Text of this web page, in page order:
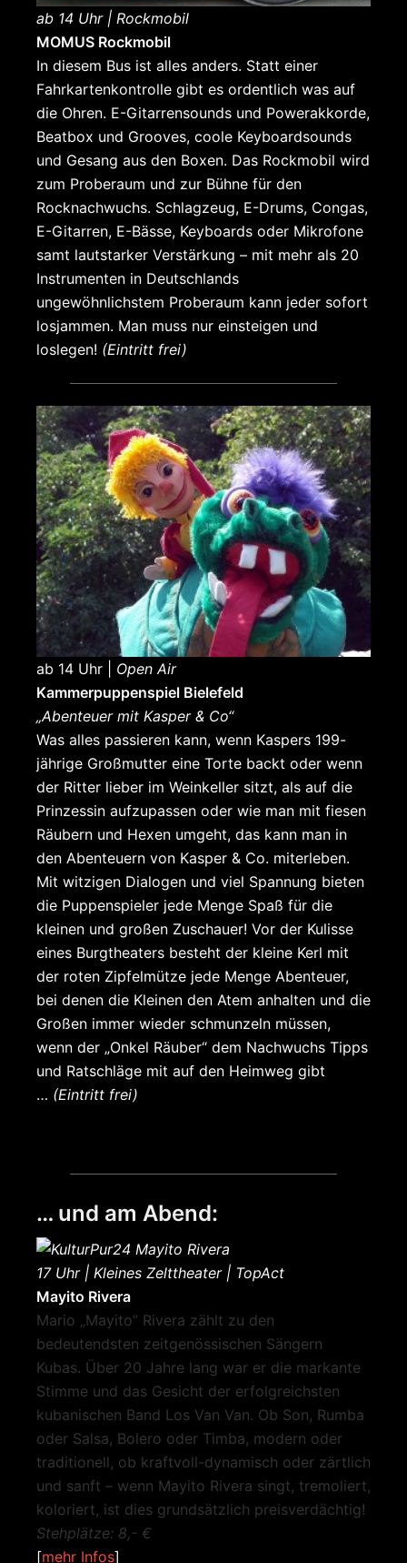
ab 14 Uhr | Rockmobil
MOMUS Rockmobil
In diesem Bus ist alles anders. Statt einer
Fahrkartenkontrolle gibt es ordentlich was auf
die Ohren. E-Gitarrensounds und Powerakkorde,
Beatbox und Grooves, coole Keyboardsounds
und Gesang aus den Boxen. Das Rockmobil wird
zum Proberaum und zur Bühne für den
Rocknachwuchs. Schlagzeug, E-Drums, Congas,
E-Gitarren, E-Bässe, Keyboards oder Mikrofone
samt lautstarker Verstärkung – mit mehr als 20
Instrumenten in Deutschlands
ungewöhnlichstem Proberaum kann jeder sofort
losjammen. Man muss nur einsteigen und
loslegen! (Eintritt frei)
ab 14 Uhr | Open Air
Kammerpuppenspiel Bielefeld
„Abenteuer mit Kasper & Co“
Was alles passieren kann, wenn Kaspers 199-
jährige Großmutter eine Torte backt oder wenn
der Ritter lieber im Weinkeller sitzt, als auf die
Prinzessin aufzupassen oder wie man mit fiesen
Räubern und Hexen umgeht, das kann man in
den Abenteuern von Kasper & Co. miterleben.
Mit witzigen Dialogen und viel Spannung bieten
die Puppenspieler jede Menge Spaß für die
kleinen und großen Zuschauer! Vor der Kulisse
eines Burgtheaters besteht der kleine Kerl mit
der roten Zipfelmütze jede Menge Abenteuer,
bei denen die Kleinen den Atem anhalten und die
Großen immer wieder schmunzeln müssen,
wenn der „Onkel Räuber“ dem Nachwuchs Tipps
und Ratschläge mit auf den Heimweg gibt
… (Eintritt frei)
… und am Abend:
17 Uhr | Kleines Zelttheater | TopAct
Mayito Rivera
Mario „Mayito” Rivera zählt zu den
bedeutendsten zeitgenössischen Sängern
Kubas. Über 20 Jahre lang war er die markante
Stimme und das Gesicht der erfolgreichsten
kubanischen Band Los Van Van. Ob Son, Rumba
oder Salsa, Bolero oder Timba, modern oder
traditionell, ob kraftvoll-dynamisch oder zärtlich
und sanft – wenn Mayito Rivera singt, tremoliert,
koloriert, ist dies grundsätzlich preisverdächtig!
Stehplätze: 8,- €
[mehr Infos]